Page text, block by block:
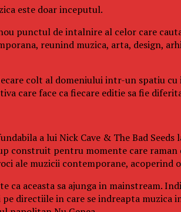
este doar inceputul.
punctul de intalnire al celor care
reunind muzica, arta, design,
colt al domeniului intr-un spatiu
care face ca fiecare editie sa fie
a lui Nick Cave & The Bad
construit pentru momente care
ale muzicii contemporane, acoperind
ca aceasta sa ajunga in mainstream.
in care se indreapta muzica